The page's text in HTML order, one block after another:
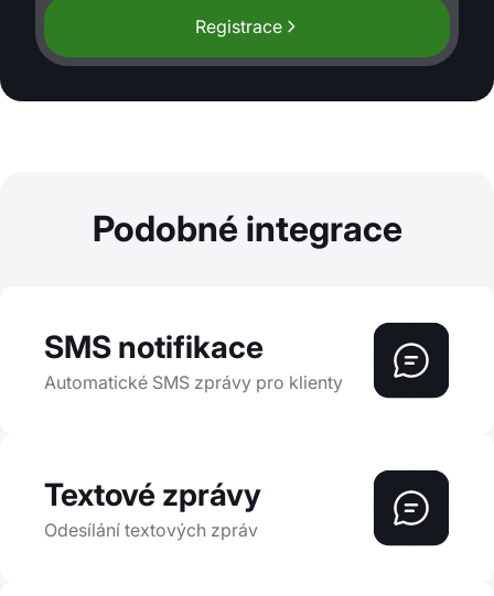
Registrace
Podobné integrace
SMS notifikace
Automatické SMS zprávy pro klienty
Textové zprávy
Odesílání textových zpráv